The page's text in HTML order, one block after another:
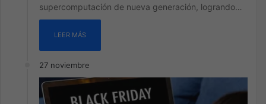
supercomputación de nueva generación, logrando…
LEER MÁS
27 noviembre